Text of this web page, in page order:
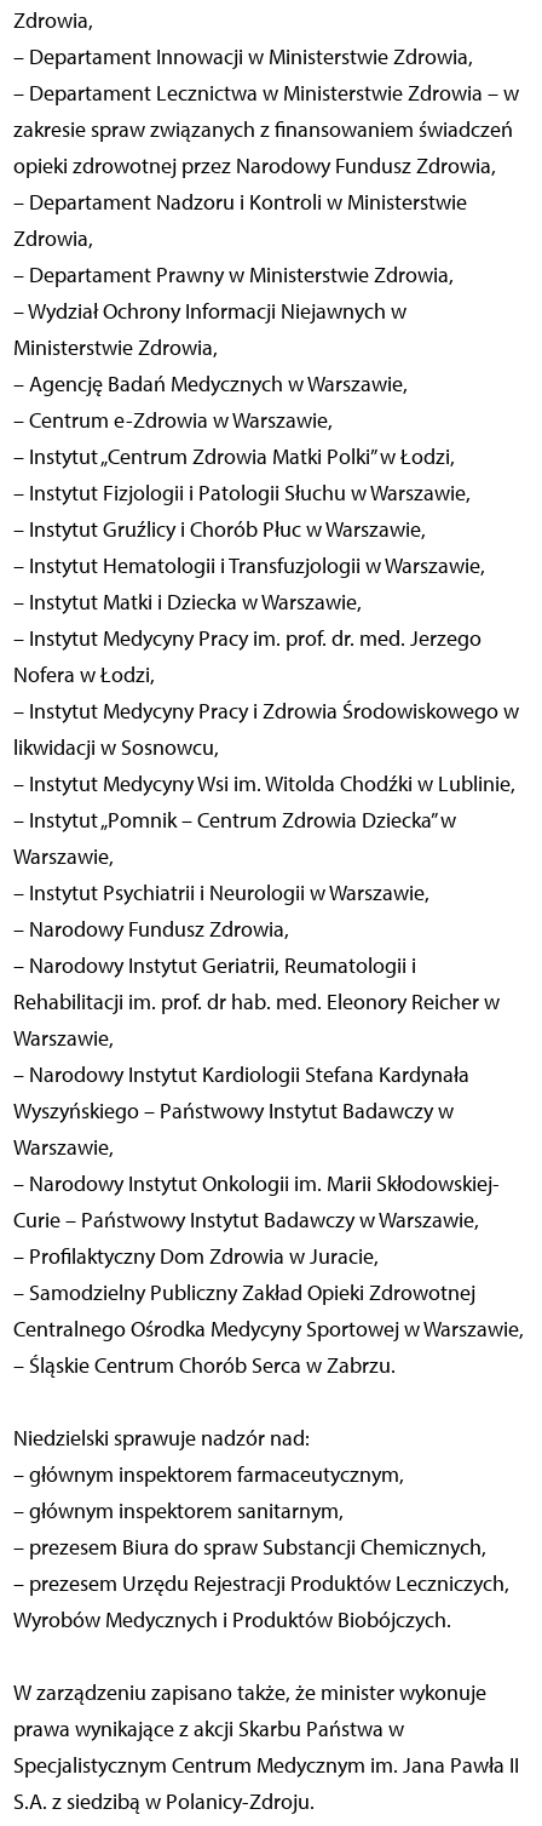
Zdrowia,
– Departament Innowacji w Ministerstwie Zdrowia,
– Departament Lecznictwa w Ministerstwie Zdrowia – w
zakresie spraw związanych z finansowaniem świadczeń
opieki zdrowotnej przez Narodowy Fundusz Zdrowia,
– Departament Nadzoru i Kontroli w Ministerstwie
Zdrowia,
– Departament Prawny w Ministerstwie Zdrowia,
– Wydział Ochrony Informacji Niejawnych w
Ministerstwie Zdrowia,
– Agencję Badań Medycznych w Warszawie,
– Centrum e-Zdrowia w Warszawie,
– Instytut „Centrum Zdrowia Matki Polki” w Łodzi,
– Instytut Fizjologii i Patologii Słuchu w Warszawie,
– Instytut Gruźlicy i Chorób Płuc w Warszawie,
– Instytut Hematologii i Transfuzjologii w Warszawie,
– Instytut Matki i Dziecka w Warszawie,
– Instytut Medycyny Pracy im. prof. dr. med. Jerzego
Nofera w Łodzi,
– Instytut Medycyny Pracy i Zdrowia Środowiskowego w
likwidacji w Sosnowcu,
– Instytut Medycyny Wsi im. Witolda Chodźki w Lublinie,
– Instytut „Pomnik – Centrum Zdrowia Dziecka” w
Warszawie,
– Instytut Psychiatrii i Neurologii w Warszawie,
– Narodowy Fundusz Zdrowia,
– Narodowy Instytut Geriatrii, Reumatologii i
Rehabilitacji im. prof. dr hab. med. Eleonory Reicher w
Warszawie,
– Narodowy Instytut Kardiologii Stefana Kardynała
Wyszyńskiego – Państwowy Instytut Badawczy w
Warszawie,
– Narodowy Instytut Onkologii im. Marii Skłodowskiej-
Curie – Państwowy Instytut Badawczy w Warszawie,
– Profilaktyczny Dom Zdrowia w Juracie,
– Samodzielny Publiczny Zakład Opieki Zdrowotnej
Centralnego Ośrodka Medycyny Sportowej w Warszawie,
– Śląskie Centrum Chorób Serca w Zabrzu.
Niedzielski sprawuje nadzór nad:
– głównym inspektorem farmaceutycznym,
– głównym inspektorem sanitarnym,
– prezesem Biura do spraw Substancji Chemicznych,
– prezesem Urzędu Rejestracji Produktów Leczniczych,
Wyrobów Medycznych i Produktów Biobójczych.
W zarządzeniu zapisano także, że minister wykonuje
prawa wynikające z akcji Skarbu Państwa w
Specjalistycznym Centrum Medycznym im. Jana Pawła II
S.A. z siedzibą w Polanicy-Zdroju.